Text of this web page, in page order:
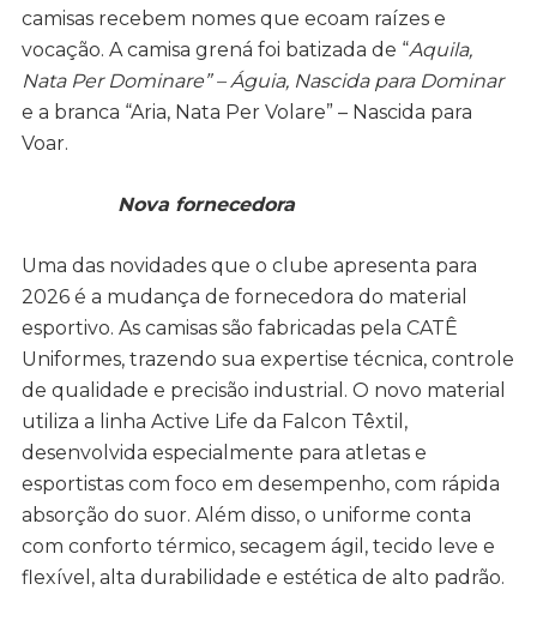
camisas recebem nomes que ecoam raízes e
vocação. A camisa grená foi batizada de “Aquila,
Nata Per Dominare” – Águia, Nascida para Dominar
e a branca “Aria, Nata Per Volare” – Nascida para
Voar.
Nova fornecedora
Uma das novidades que o clube apresenta para
2026 é a mudança de fornecedora do material
esportivo. As camisas são fabricadas pela CATÊ
Uniformes, trazendo sua expertise técnica, controle
de qualidade e precisão industrial. O novo material
utiliza a linha Active Life da Falcon Têxtil,
desenvolvida especialmente para atletas e
esportistas com foco em desempenho, com rápida
absorção do suor. Além disso, o uniforme conta
com conforto térmico, secagem ágil, tecido leve e
flexível, alta durabilidade e estética de alto padrão.